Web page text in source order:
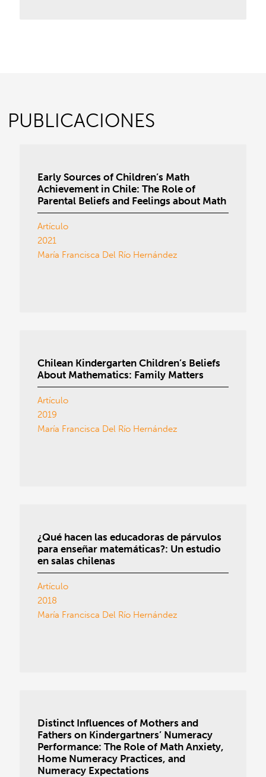
PUBLICACIONES
Early Sources of Children’s Math
Achievement in Chile: The Role of
Parental Beliefs and Feelings about Math
Artículo
2021
María Francisca Del Río Hernández
Chilean Kindergarten Children’s Beliefs
About Mathematics: Family Matters
Artículo
2019
María Francisca Del Río Hernández
¿Qué hacen las educadoras de párvulos
para enseñar matemáticas?: Un estudio
en salas chilenas
Artículo
2018
María Francisca Del Río Hernández
Distinct Influences of Mothers and
Fathers on Kindergartners’ Numeracy
Performance: The Role of Math Anxiety,
Home Numeracy Practices, and
Numeracy Expectations